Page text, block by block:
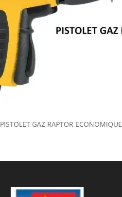
PISTOLET GAZ RAPTOR ECONOMIQUE